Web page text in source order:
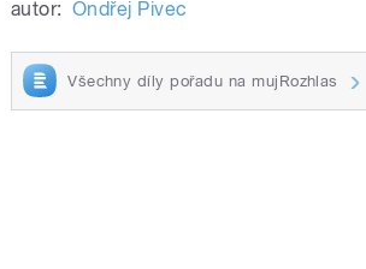
autor: Ondřej Pivec
Všechny díly pořadu na mujRozhlas